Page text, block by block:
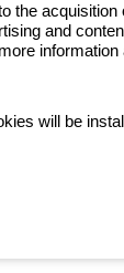
strony
(IT)
the
and
will be